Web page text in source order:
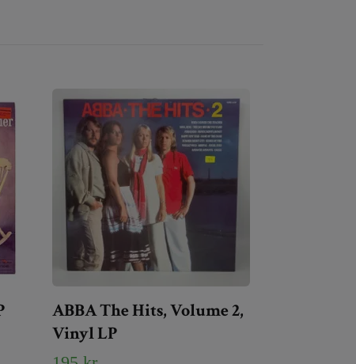
ABBA The Hits, Volume 2,
Vinyl LP